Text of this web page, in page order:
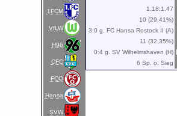
1FCM
VfLW
H96
CFC
FCO
Hansa
SVW
1.18:1.47
10 (29,41%)
3:0 g. FC Hansa Rostock II (A)
11 (32,35%)
0:4 g. SV Wilhelmshaven (H)
6 Sp. o. Sieg